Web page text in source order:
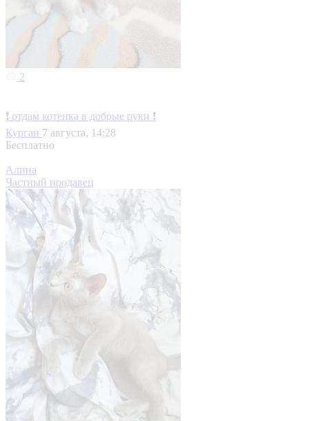
2
❗ отдам котенка в добрые руки ❗
Курган 7 августа, 14:28
Бесплатно
Алина
Частный продавец